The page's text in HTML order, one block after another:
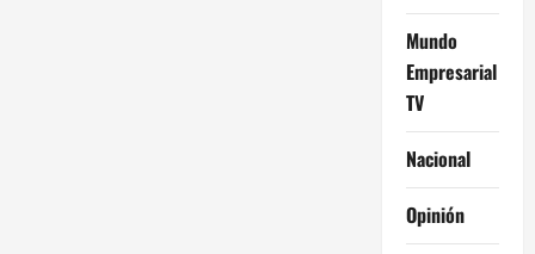
Mundo
Empresarial
TV
Nacional
Opinión